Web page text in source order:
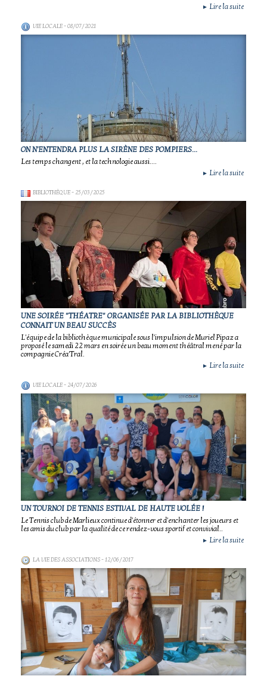
► Lire la suite
VIE LOCALE- 08/07/2021
ON N'ENTENDRA PLUS LA SIRÈNE DES POMPIERS...
Les temps changent , et la technologie aussi....
► Lire la suite
BIBLIOTHÈQUE- 25/03/2025
UNE SOIRÉE "THÉATRE" ORGANISÉE PAR LA BIBLIOTHÈQUE
CONNAIT UN BEAU SUCCÈS
L'équipe de la bibliothèque municipale sous l'impulsion de Muriel Pipaz a
proposé le samedi 22 mars en soirée un beau moment théâtral mené par la
compagnie Créa'Tral.
► Lire la suite
VIE LOCALE- 24/07/2026
UN TOURNOI DE TENNIS ESTIVAL DE HAUTE VOLÉE !
Le Tennis club de Marlieux continue d'étonner et d'enchanter les joueurs et
les amis du club par la qualité de ce rendez-vous sportif et convivial..
► Lire la suite
LA VIE DES ASSOCIATIONS- 12/06/2017